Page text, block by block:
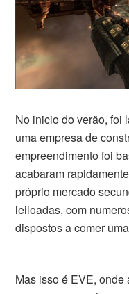
No inicio do verão, foi
uma empresa de
empreendimento foi
acabaram
próprio mercado
leiloadas, com
dispostos a comer
Mas isso é EVE,